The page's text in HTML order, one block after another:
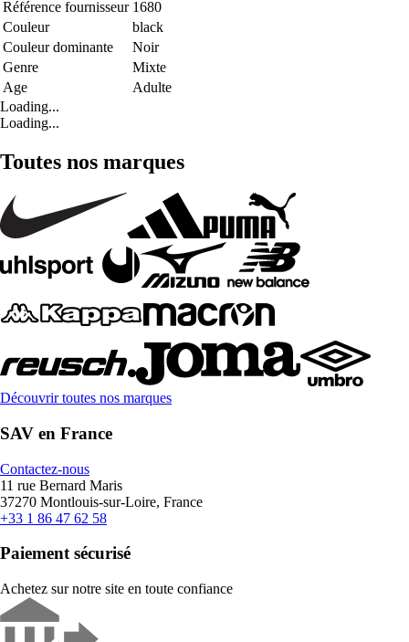
Référence fournisseur 1680
Couleur
black
Couleur dominante
Noir
Genre
Mixte
Age
Adulte
Loading...
Loading...
Toutes nos marques
Découvrir toutes nos marques
SAV en France
Contactez-nous
11 rue Bernard Maris
37270 Montlouis-sur-Loire, France
+33 1 86 47 62 58
Paiement sécurisé
Achetez sur notre site en toute confiance